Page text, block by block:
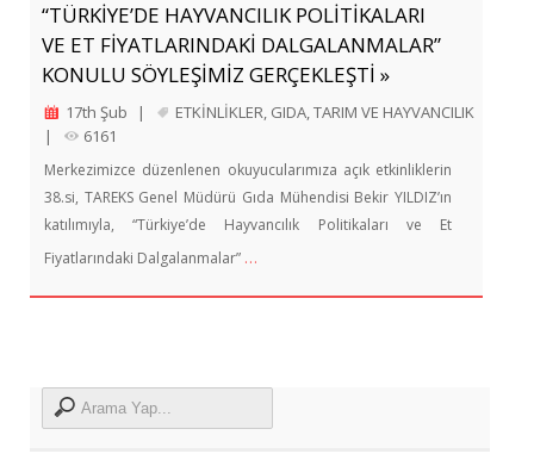
“TÜRKİYE’DE HAYVANCILIK POLİTİKALARI
VE ET FİYATLARINDAKİ DALGALANMALAR”
KONULU SÖYLEŞİMİZ GERÇEKLEŞTİ »
17th Şub | ETKİNLİKLER, GIDA,TARIM VE HAYVANCILIK
|
6161
Merkezimizce düzenlenen okuyucularımıza açık etkinliklerin
38.si, TAREKS Genel Müdürü Gıda Mühendisi Bekir YILDIZ’ın
katılımıyla, “Türkiye’de Hayvancılık Politikaları ve Et
Fiyatlarındaki Dalgalanmalar” …